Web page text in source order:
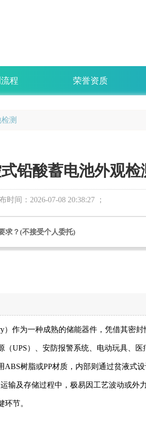
程 荣誉资质
测
铅酸蓄电池外观检
时间： 2026-07-08 20:38:27 ；
求？(不接受个人委托)
）作为一种成熟的储能器件，凭借其密
UPS）、安防报警系统、电动玩具、
树脂或PP材质，内部则通过贫液式
输及存储过程中，极易因工艺波动或外
节。